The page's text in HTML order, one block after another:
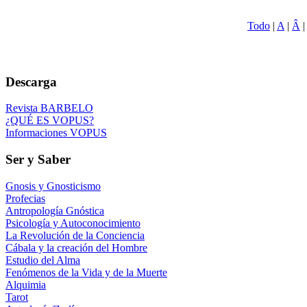
Todo | A | Â |
Descarga
Revista BARBELO
¿QUÉ ES VOPUS?
Informaciones VOPUS
Ser y Saber
Gnosis y Gnosticismo
Profecias
Antropología Gnóstica
Psicología y Autoconocimiento
La Revolución de la Conciencia
Cábala y la creación del Hombre
Estudio del Alma
Fenómenos de la Vida y de la Muerte
Alquimia
Tarot